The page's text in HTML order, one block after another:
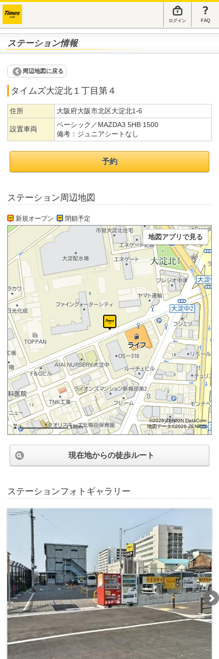
ログイン FAQ
ステーション情報
周辺地図に戻る
タイムズ大淀北１丁目第４
住所 大阪府大阪市北区大淀北1-6
設置車両
ベーシック／MAZDA3 5HB 1500
備考： ジュニアシートなし
予約
ステーション周辺地図
新規オープン 閉鎖予定
100m
©2026 ZENRIN DataCom
地図データ©2026 ZENRIN
地図アプリで見る
現在地からの徒歩ルート
ステーションフォトギャラリー